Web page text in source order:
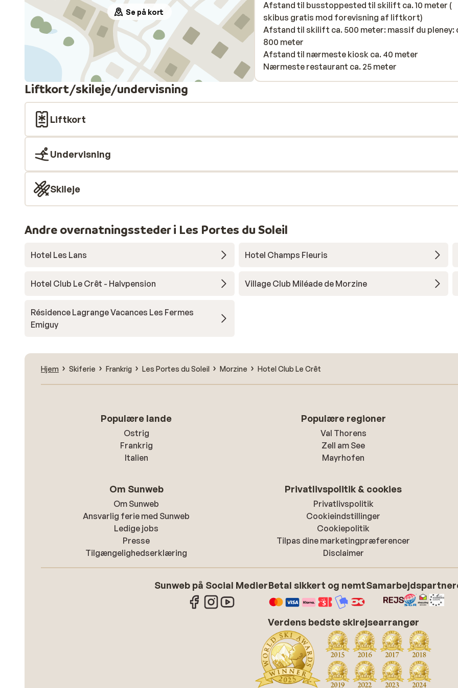
Se på kort
Afstand til busstoppested til skilift ca. 10 meter (
skibus gratis mod forevisning af liftkort)
Afstand til skilift ca. 500 meter: massif du pleney:
800 meter
Afstand til nærmeste kiosk ca. 40 meter
Nærmeste restaurant ca. 25 meter
Liftkort/skileje/undervisning
Liftkort
Undervisning
Skileje
Andre overnatningssteder i Les Portes du Soleil
Hotel Les Lans Hotel Champs Fleuris
Hotel Club Le Crêt - Halvpension Village Club Miléade de Morzine
Résidence Lagrange Vacances Les Fermes
Emiguy
Hjem Skiferie Frankrig Les Portes du Soleil Morzine Hotel Club Le Crêt
Populære lande
Ostrig
Frankrig
Italien
Populære regioner
Val Thorens
Zell am See
Mayrhofen
Om Sunweb
Om Sunweb
Ansvarlig ferie med Sunweb
Ledige jobs
Presse
Tilgængelighedserklæring
Privatlivspolitik & cookies
Privatlivspolitik
Cookieindstillinger
Cookiepolitik
Tilpas dine marketingpræferencer
Disclaimer
Sunweb på Social MedierBetal sikkert og nemt
Verdens bedste skirejsearrangør